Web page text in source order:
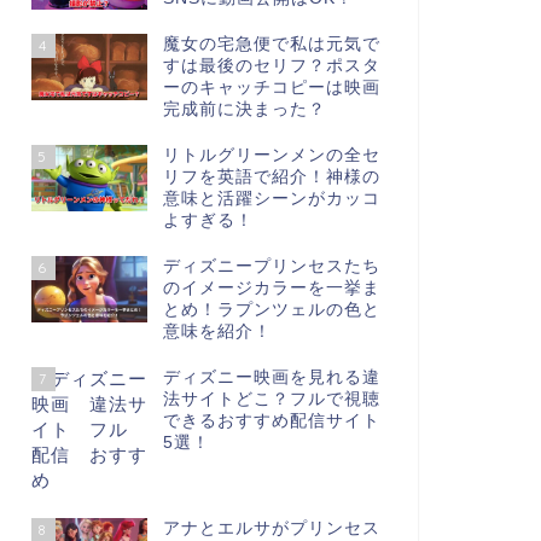
4
魔女の宅急便で私は元気で
すは最後のセリフ？ポスタ
ーのキャッチコピーは映画
完成前に決まった？
5
リトルグリーンメンの全セ
リフを英語で紹介！神様の
意味と活躍シーンがカッコ
よすぎる！
6
ディズニープリンセスたち
のイメージカラーを一挙ま
とめ！ラプンツェルの色と
意味を紹介！
7
ディズニー映画を見れる違
法サイトどこ？フルで視聴
できるおすすめ配信サイト
5選！
8 アナとエルサがプリンセス